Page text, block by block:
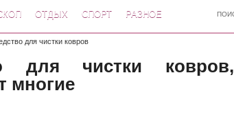
ОТДЫХ СПОРТ РАЗНОЕ
для чистки ковров
для чистки ковров,
многие